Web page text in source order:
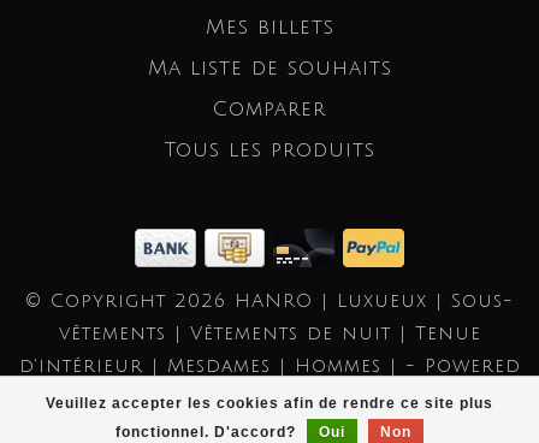
Veuillez accepter les cookies afin de rendre ce site plus
fonctionnel. D'accord?
Oui Non
Mes billets
Ma liste de souhaits
Comparer
Tous les produits
© Copyright 2026 HANRO | Luxueux | Sous-
vêtements | Vêtements de nuit | Tenue
d'intérieur | Mesdames | Hommes | - Powered
byLightspeed- Theme by Dyvelopment